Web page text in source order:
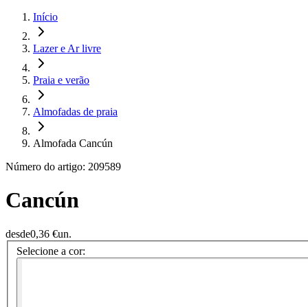
Início
Lazer e Ar livre
Praia e verão
Almofadas de praia
Almofada Cancún
Número do artigo: 209589
Cancún
desde0,36 €un.
Selecione a cor: